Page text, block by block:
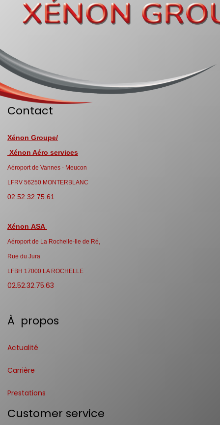
Contact
Xénon Groupe/
Xénon Aéro services
Aéroport de Vannes - Meucon
LFRV 56250 MONTERBLANC
02.52.32.75.61
Xénon ASA
Aéroport de La Rochelle-Ile de Ré,
Rue du Jura
LFBH 17000 LA ROCHELLE
02.52.32.75.63
À propos
Actualité
Carrière
Prestations
Customer service